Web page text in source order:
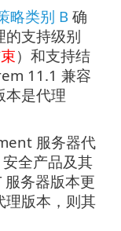
略类别 B 确
的支持级别
）和支持结
11.1 兼容
本是代理
服务器代
安全产品及其
服务器版本更
理版本，则其